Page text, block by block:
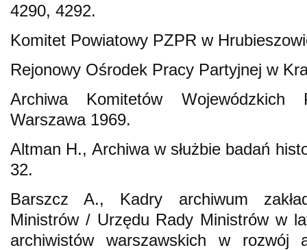
4290, 4292.
Komitet Powiatowy PZPR w
Rejonowy Ośrodek Pracy Partyjnej w
Archiwa Komitetów Wojewódzkich
Warszawa 1969.
Altman H., Archiwa w służbie badań
32.
Barszcz A., Kadry archiwum
Ministrów / Urzędu Rady Ministrów w
archiwistów warszawskich w rozwój